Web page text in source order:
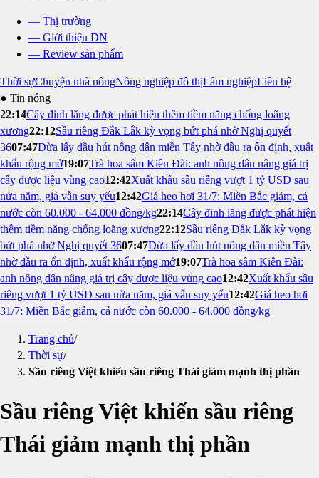
— Thị trường
— Giới thiệu DN
— Review sản phẩm
Thời sựChuyện nhà nôngNông nghiệp đô thịLâm nghiệpLiên hệ
● Tin nóng
22:14Cây đinh lăng được phát hiện thêm tiềm năng chống loãng
xương22:12Sầu riêng Đắk Lắk kỳ vọng bứt phá nhờ Nghị quyết
3607:47Dừa lấy dầu hút nông dân miền Tây nhờ đầu ra ổn định, xuất
khẩu rộng mở19:07Trà hoa sâm Kiên Đài: anh nông dân nâng giá trị
cây dược liệu vùng cao12:42Xuất khẩu sầu riêng vượt 1 tỷ USD sau
nửa năm, giá vẫn suy yếu12:42Giá heo hơi 31/7: Miền Bắc giảm, cả
nước còn 60.000 - 64.000 đồng/kg22:14Cây đinh lăng được phát hiện
thêm tiềm năng chống loãng xương22:12Sầu riêng Đắk Lắk kỳ vọng
bứt phá nhờ Nghị quyết 3607:47Dừa lấy dầu hút nông dân miền Tây
nhờ đầu ra ổn định, xuất khẩu rộng mở19:07Trà hoa sâm Kiên Đài:
anh nông dân nâng giá trị cây dược liệu vùng cao12:42Xuất khẩu sầu
riêng vượt 1 tỷ USD sau nửa năm, giá vẫn suy yếu12:42Giá heo hơi
31/7: Miền Bắc giảm, cả nước còn 60.000 - 64.000 đồng/kg
Trang chủ/
Thời sự/
Sầu riêng Việt khiến sầu riêng Thái giảm mạnh thị phần
Sầu riêng Việt khiến sầu riêng
Thái giảm mạnh thị phần